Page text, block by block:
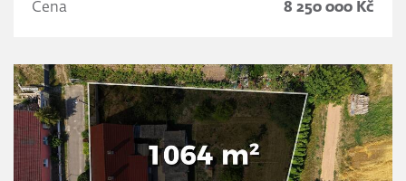
Cena 8 250 000 Kč